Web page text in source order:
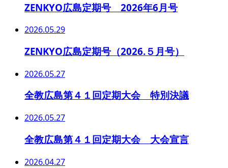
ZENKYO広島定期号 2026年6月号
2026.05.29
ZENKYO広島定期号（2026.５月号）
2026.05.27
全教広島第４１回定期大会 特別決議
2026.05.27
全教広島第４１回定期大会 大会宣言
2026.04.27